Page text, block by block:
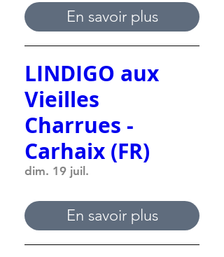
En savoir plus
LINDIGO aux
Vieilles
Charrues -
Carhaix (FR)
dim. 19 juil.
En savoir plus